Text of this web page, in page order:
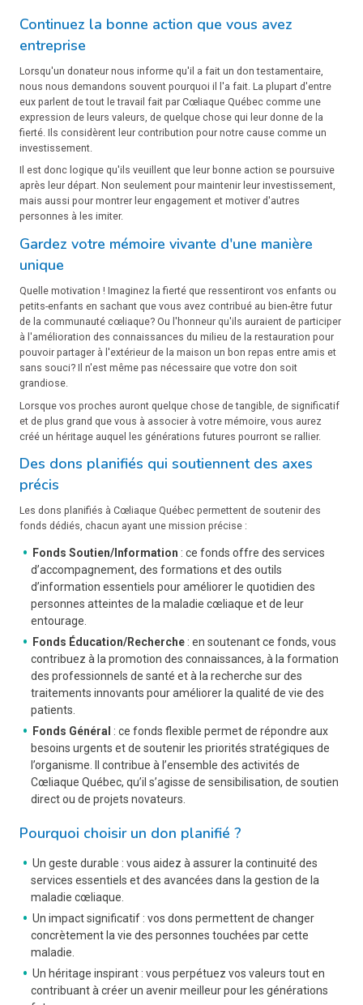
Continuez la bonne action que vous avez
entreprise
Lorsqu'un donateur nous informe qu'il a fait un don testamentaire,
nous nous demandons souvent pourquoi il l'a fait. La plupart d'entre
eux parlent de tout le travail fait par Cœliaque Québec comme une
expression de leurs valeurs, de quelque chose qui leur donne de la
fierté. Ils considèrent leur contribution pour notre cause comme un
investissement.
Il est donc logique qu'ils veuillent que leur bonne action se poursuive
après leur départ. Non seulement pour maintenir leur investissement,
mais aussi pour montrer leur engagement et motiver d'autres
personnes à les imiter.
Gardez votre mémoire vivante d'une manière
unique
Quelle motivation ! Imaginez la fierté que ressentiront vos enfants ou
petits-enfants en sachant que vous avez contribué au bien-être futur
de la communauté cœliaque? Ou l'honneur qu'ils auraient de participer
à l'amélioration des connaissances du milieu de la restauration pour
pouvoir partager à l'extérieur de la maison un bon repas entre amis et
sans souci? Il n'est même pas nécessaire que votre don soit
grandiose.
Lorsque vos proches auront quelque chose de tangible, de significatif
et de plus grand que vous à associer à votre mémoire, vous aurez
créé un héritage auquel les générations futures pourront se rallier.
Des dons planifiés qui soutiennent des axes
précis
Les dons planifiés à Cœliaque Québec permettent de soutenir des
fonds dédiés, chacun ayant une mission précise :
Fonds Soutien/Information : ce fonds offre des services
d’accompagnement, des formations et des outils
d’information essentiels pour améliorer le quotidien des
personnes atteintes de la maladie cœliaque et de leur
entourage.
Fonds Éducation/Recherche : en soutenant ce fonds, vous
contribuez à la promotion des connaissances, à la formation
des professionnels de santé et à la recherche sur des
traitements innovants pour améliorer la qualité de vie des
patients.
Fonds Général : ce fonds flexible permet de répondre aux
besoins urgents et de soutenir les priorités stratégiques de
l’organisme. Il contribue à l’ensemble des activités de
Cœliaque Québec, qu’il s’agisse de sensibilisation, de soutien
direct ou de projets novateurs.
Pourquoi choisir un don planifié ?
Un geste durable : vous aidez à assurer la continuité des
services essentiels et des avancées dans la gestion de la
maladie cœliaque.
Un impact significatif : vos dons permettent de changer
concrètement la vie des personnes touchées par cette
maladie.
Un héritage inspirant : vous perpétuez vos valeurs tout en
contribuant à créer un avenir meilleur pour les générations